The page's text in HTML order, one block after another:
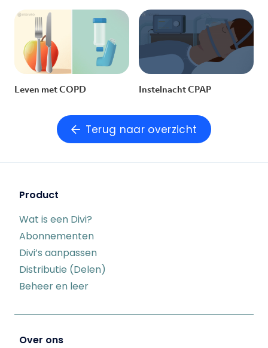
Leven met COPD Instelnacht CPAP
Terug naar overzicht
Product
Wat is een Divi?
Abonnementen
Divi’s aanpassen
Distributie (Delen)
Beheer en leer
Over ons